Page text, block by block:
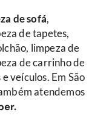
de sofá,
de tapetes,
limpeza de
de carrinho de
veículos. Em São
atendemos